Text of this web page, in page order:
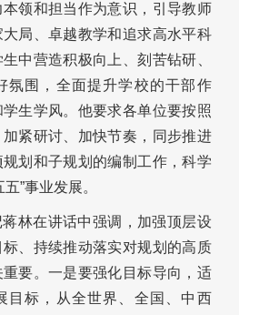
领和担当作为意识，引导教师
局、卓越教学和追求高水平科
中营造积极向上、刻苦钻研、
氛围，全面提升学校的干部作
生学风。他要求各单位要按照
紧研讨、加快节奏，同步推进
划和子规划的编制工作，科学
”事业发展。
林在讲话中强调，加强顶层设
、持续推动落实对规划的高质
要。一是要强化目标导向，适
目标，从全世界、全国、中西